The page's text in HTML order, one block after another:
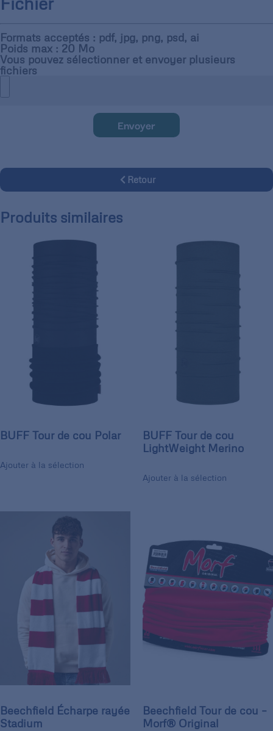
Formats acceptés : pdf, jpg, png, psd, ai
Poids max : 20 Mo
Vous pouvez sélectionner et envoyer plusieurs
fichiers
Envoyer
Retour
Produits similaires
BUFF Tour de cou Polar
Ajouter à la sélection
BUFF Tour de cou
LightWeight Merino
Ajouter à la sélection
Beechfield Écharpe rayée
Stadium
Beechfield Tour de cou –
Morf® Original